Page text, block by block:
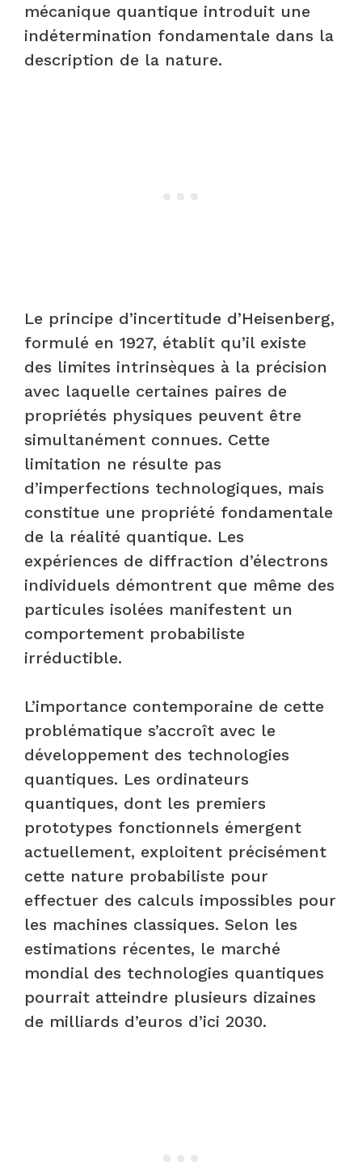
mécanique quantique introduit une
indétermination fondamentale dans la
description de la nature.
Le principe d’incertitude d’Heisenberg,
formulé en 1927, établit qu’il existe
des limites intrinsèques à la précision
avec laquelle certaines paires de
propriétés physiques peuvent être
simultanément connues. Cette
limitation ne résulte pas
d’imperfections technologiques, mais
constitue une propriété fondamentale
de la réalité quantique. Les
expériences de diffraction d’électrons
individuels démontrent que même des
particules isolées manifestent un
comportement probabiliste
irréductible.
L’importance contemporaine de cette
problématique s’accroît avec le
développement des technologies
quantiques. Les ordinateurs
quantiques, dont les premiers
prototypes fonctionnels émergent
actuellement, exploitent précisément
cette nature probabiliste pour
effectuer des calculs impossibles pour
les machines classiques. Selon les
estimations récentes, le marché
mondial des technologies quantiques
pourrait atteindre plusieurs dizaines
de milliards d’euros d’ici 2030.